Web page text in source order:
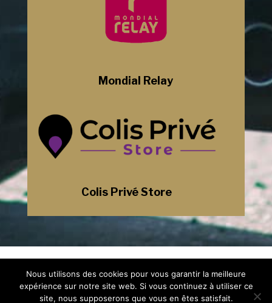
Mondial Relay
Colis Privé Store
Politique de Confidentialité
Plan du Site
Création Site Internet Saint-Etienne |
Nous utilisons des cookies pour vous garantir la meilleure
expérience sur notre site web. Si vous continuez à utiliser ce
site, nous supposerons que vous en êtes satisfait.